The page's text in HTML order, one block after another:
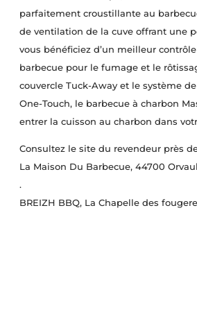
parfaitement croustillante au
de ventilation de la cuve offrant une
vous bénéficiez d’un meilleur
barbecue pour le fumage et le
couvercle Tuck-Away et le système
One-Touch, le barbecue à charbon
entrer la cuisson au charbon dans
Consultez le site du revendeur près
La Maison Du Barbecue, 44700
.
BREIZH BBQ, La Chapelle des